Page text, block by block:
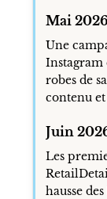
Mai 2026
Une
Instagram
robes de
contenu
Juin
Les
hausse